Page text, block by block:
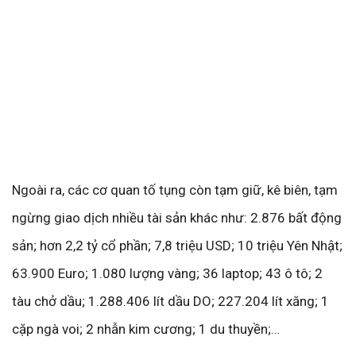
Ngoài ra, các cơ quan tố tụng còn tạm giữ, kê biên, tạm
ngừng giao dịch nhiều tài sản khác như: 2.876 bất động
sản; hơn 2,2 tỷ cổ phần; 7,8 triệu USD; 10 triệu Yên Nhật;
63.900 Euro; 1.080 lượng vàng; 36 laptop; 43 ô tô; 2
tàu chở dầu; 1.288.406 lít dầu DO; 227.204 lít xăng; 1
cặp ngà voi; 2 nhẫn kim cương; 1 du thuyền;…